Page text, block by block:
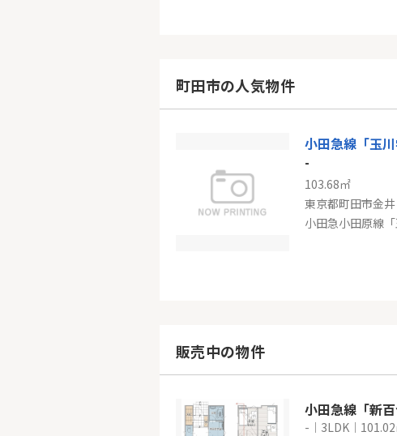
小田急線「読
町田市の人気物件
小田急線「玉
-
103.68㎡
東京都町田市金
小田急小田原線
販売中の物件
小田急線「新
-｜3LDK｜